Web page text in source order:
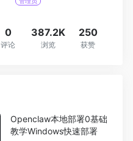
0
评论
387.2K
浏览
250
获赞
Openclaw本地部署0基础
教学Windows快速部署